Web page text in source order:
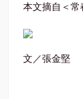
本文摘自＜
文／張金堅